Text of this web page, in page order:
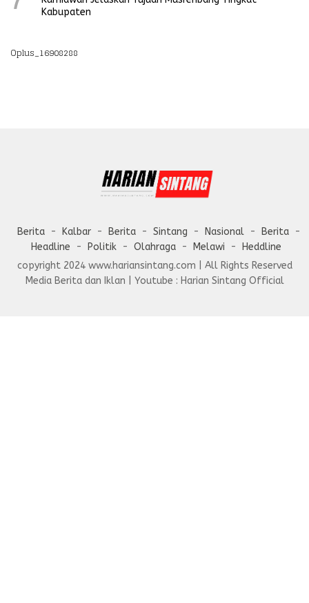
Kabupaten
Oplus_16908288
Berita Kalbar Berita Sintang Nasional
Berita
Headline
Politik Olahraga Melawi
Heddline
copyright 2024 www.hariansintang.com | All Rights Reserved
Media Berita dan Iklan | Youtube : Harian Sintang Official